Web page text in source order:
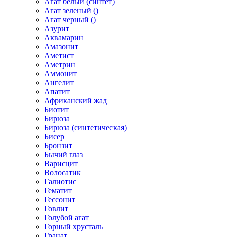
Агат зеленый ()
Агат черный ()
Азурит
Аквамарин
Амазонит
Аметист
Аметрин
Аммонит
Ангелит
Апатит
Африканский жад
Биотит
Бирюза
Бирюза (синтетическая)
Бисер
Бронзит
Бычий глаз
Варисцит
Волосатик
Галиотис
Гематит
Гессонит
Говлит
Голубой агат
Горный хрусталь